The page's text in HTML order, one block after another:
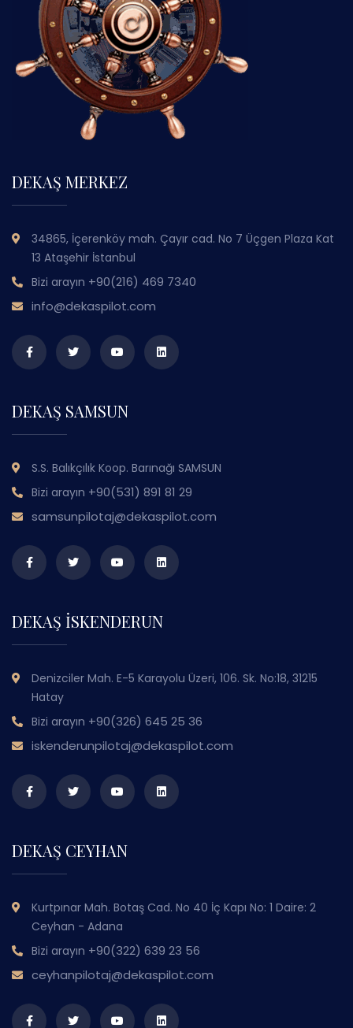
DEKAŞ MERKEZ
34865, İçerenköy mah. Çayır cad. No 7 Üçgen Plaza Kat
13 Ataşehir İstanbul
Bizi arayın +90(216) 469 7340
info@dekaspilot.com
DEKAŞ SAMSUN
S.S. Balıkçılık Koop. Barınağı SAMSUN
Bizi arayın +90(531) 891 81 29
samsunpilotaj@dekaspilot.com
DEKAŞ İSKENDERUN
Denizciler Mah. E-5 Karayolu Üzeri, 106. Sk. No:18, 31215
Hatay
Bizi arayın +90(326) 645 25 36
iskenderunpilotaj@dekaspilot.com
DEKAŞ CEYHAN
Kurtpınar Mah. Botaş Cad. No 40 İç Kapı No: 1 Daire: 2
Ceyhan - Adana
Bizi arayın +90(322) 639 23 56
ceyhanpilotaj@dekaspilot.com